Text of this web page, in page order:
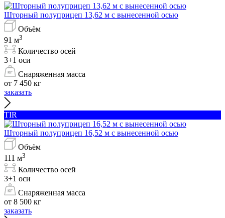
Шторный полуприцеп 13,62 м с вынесенной осью
Объём
91 м3
Количество осей
3+1 оси
Снаряженная масса
от 7 450 кг
заказать
TIR
Шторный полуприцеп 16,52 м с вынесенной осью
Объём
111 м3
Количество осей
3+1 оси
Снаряженная масса
от 8 500 кг
заказать